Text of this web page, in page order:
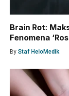
Brain Rot:
Fenomena
By Staf HeloMedik